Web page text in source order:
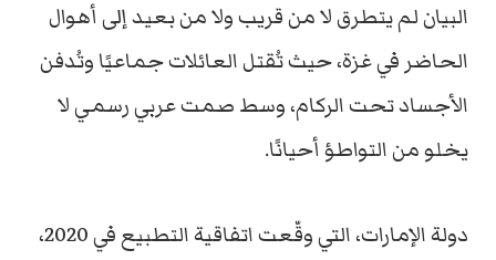
البيان لم يتطرق لا من قريب ولا من بعيد إلى أهوال
الحاضر في غزة، حيث تُقتل العائلات جماعيًا وتُدفن
الأجساد تحت الركام، وسط صمت عربي رسمي لا
يخلو من التواطؤ أحيانًا.
دولة الإمارات، التي وقّعت اتفاقية التطبيع في 2020،